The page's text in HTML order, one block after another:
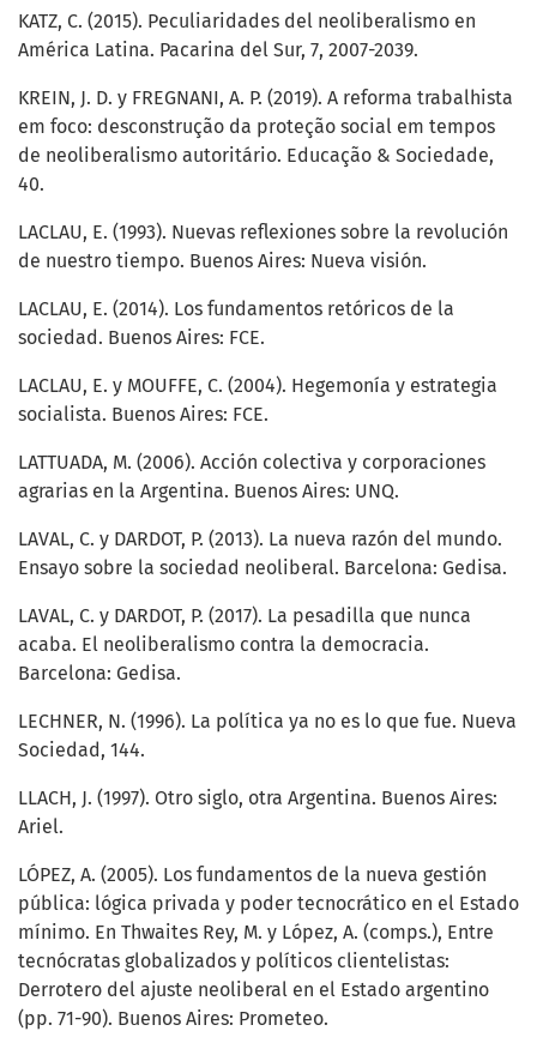
KATZ, C. (2015). Peculiaridades del neoliberalismo en
América Latina. Pacarina del Sur, 7, 2007-2039.
KREIN, J. D. y FREGNANI, A. P. (2019). A reforma trabalhista
em foco: desconstrução da proteção social em tempos
de neoliberalismo autoritário. Educação & Sociedade,
40.
LACLAU, E. (1993). Nuevas reflexiones sobre la revolución
de nuestro tiempo. Buenos Aires: Nueva visión.
LACLAU, E. (2014). Los fundamentos retóricos de la
sociedad. Buenos Aires: FCE.
LACLAU, E. y MOUFFE, C. (2004). Hegemonía y estrategia
socialista. Buenos Aires: FCE.
LATTUADA, M. (2006). Acción colectiva y corporaciones
agrarias en la Argentina. Buenos Aires: UNQ.
LAVAL, C. y DARDOT, P. (2013). La nueva razón del mundo.
Ensayo sobre la sociedad neoliberal. Barcelona: Gedisa.
LAVAL, C. y DARDOT, P. (2017). La pesadilla que nunca
acaba. El neoliberalismo contra la democracia.
Barcelona: Gedisa.
LECHNER, N. (1996). La política ya no es lo que fue. Nueva
Sociedad, 144.
LLACH, J. (1997). Otro siglo, otra Argentina. Buenos Aires:
Ariel.
LÓPEZ, A. (2005). Los fundamentos de la nueva gestión
pública: lógica privada y poder tecnocrático en el Estado
mínimo. En Thwaites Rey, M. y López, A. (comps.), Entre
tecnócratas globalizados y políticos clientelistas:
Derrotero del ajuste neoliberal en el Estado argentino
(pp. 71-90). Buenos Aires: Prometeo.